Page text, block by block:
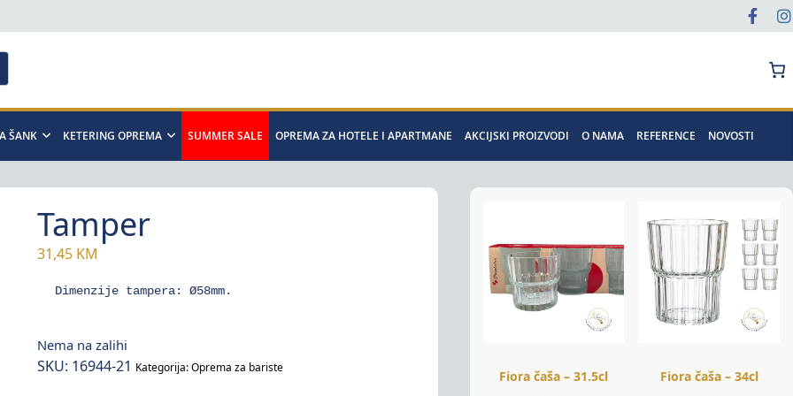
ŠANK KETERING OPREMA SUMMER SALE OPREMA ZA HOTELE I APARTMANE AKCIJSKI PROIZVODI O NAMA REFERENCE NOVOSTI
Tamper
31,45 KM
Dimenzije tampera: Ø58mm.
Nema na zalihi
SKU: 16944-21 Kategorija:Oprema za bariste
Fiora čaša – 31.5cl
Fiora čaša – 34cl